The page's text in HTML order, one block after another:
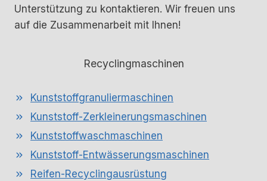
Unterstützung zu kontaktieren. Wir freuen uns
auf die Zusammenarbeit mit Ihnen!
Recyclingmaschinen
Kunststoffgranuliermaschinen
Kunststoff-Zerkleinerungsmaschinen
Kunststoffwaschmaschinen
Kunststoff-Entwässerungsmaschinen
Reifen-Recyclingausrüstung